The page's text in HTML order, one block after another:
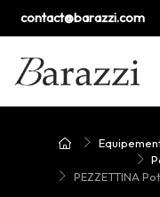
contact@barazzi.com
PEZZETTINA